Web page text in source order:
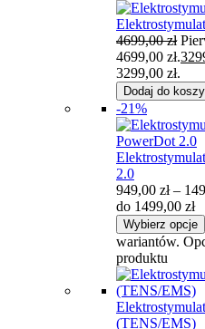
4699,00zł
4699,00 zł.
3299,00 zł.
Dodaj do
-21%
2.0
949,00 zł –
do 1499,00 zł
Wybierz opcje
wariantów.
produktu
(TENS/EMS)